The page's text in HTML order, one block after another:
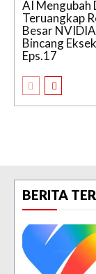
AI Mengubah
Teruangkap
Besar
Bincang
Eps.17
BERITA